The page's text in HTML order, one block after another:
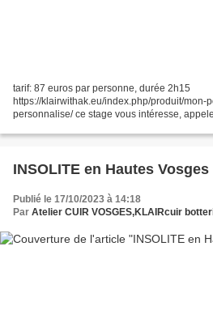
tarif: 87 euros par personne, durée 2h15
https://klairwithak.eu/index.php/produit/mon-
personnalise/ ce stage vous intéresse,
INSOLITE en Hautes Vosges
Publié le 17/10/2023 à 14:18
Par Atelier CUIR VOSGES,KLAIRcuir